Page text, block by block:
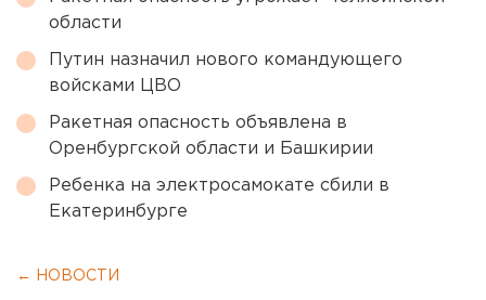
области
Путин назначил нового командующего
войсками ЦВО
Ракетная опасность объявлена в
Оренбургской области и Башкирии
Ребенка на электросамокате сбили в
Екатеринбурге
← НОВОСТИ